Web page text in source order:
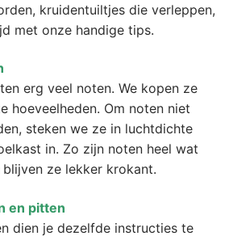
kruidentuiltjes die verleppen,
met onze handige tips.
erg veel noten. We kopen ze
hoeveelheden. Om noten niet
steken we ze in luchtdichte
in. Zo zijn noten heel wat
ze lekker krokant.
en pitten
dien je dezelfde instructies te